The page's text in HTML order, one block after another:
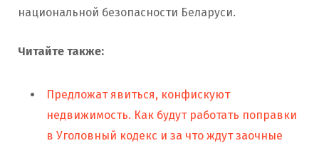
национальной безопасности Беларуси.
Читайте также:
Предложат явиться, конфискуют
недвижимость. Как будут работать поправки
в Уголовный кодекс и за что ждут заочные